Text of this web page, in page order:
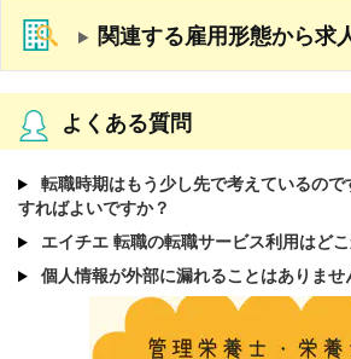
関連する雇用形態から求
よくある質問
転職時期はもう少し先で考えているの
すればよいですか？
エイチエ 転職の転職サービス利用はど
個人情報が外部に漏れることはありませ